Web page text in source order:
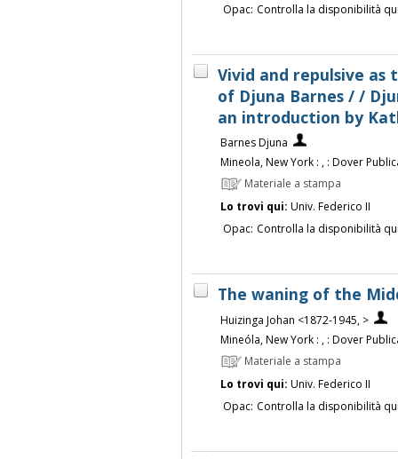
Opac: Controlla la disponibilità
Vivid and repulsive
of Djuna Barnes / /
an introduction by
Barnes Djuna
Mineola, New York : , : Dover
Materiale a stampa
Lo trovi qui: Univ. Federico II
Opac: Controlla la disponibilità
The waning of the
Huizinga Johan <1872-1945, >
Mineóla, New York : , : Dover
Materiale a stampa
Lo trovi qui: Univ. Federico II
Opac: Controlla la disponibilità